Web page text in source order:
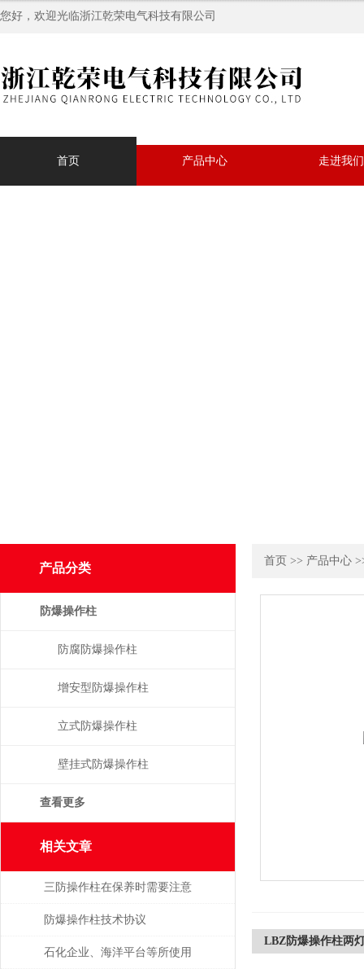
您好，欢迎光临浙江乾荣电气科技有限公司
首页 产品中心 走进我们
首页 >> 产品中心
LBZ防爆操作柱两
产品分类
防爆操作柱
防腐防爆操作柱
增安型防爆操作柱
立式防爆操作柱
壁挂式防爆操作柱
查看更多
相关文章
三防操作柱在保养时需要注意
的事项
防爆操作柱技术协议
石化企业、海洋平台等所使用